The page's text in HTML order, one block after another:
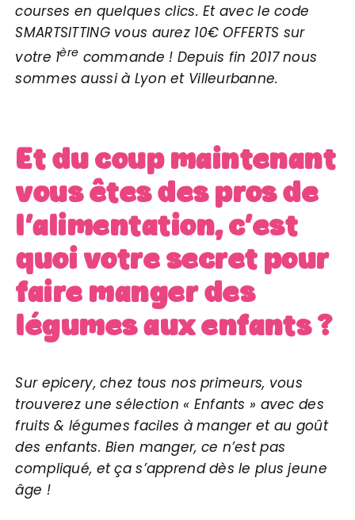
courses en quelques clics. Et avec le code
SMARTSITTING vous aurez 10€ OFFERTS sur
votre 1ère commande ! Depuis fin 2017 nous
sommes aussi à Lyon et Villeurbanne.
Et du coup maintenant
vous êtes des pros de
l’alimentation, c’est
quoi votre secret pour
faire manger des
légumes aux enfants ?
Sur epicery, chez tous nos primeurs, vous
trouverez une sélection « Enfants » avec des
fruits & légumes faciles à manger et au goût
des enfants. Bien manger, ce n’est pas
compliqué, et ça s’apprend dès le plus jeune
âge !